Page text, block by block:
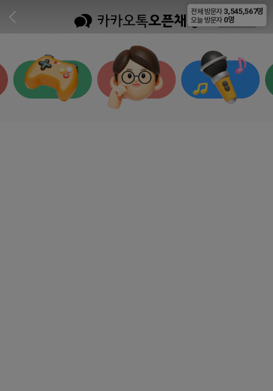
비공개
전체 방문자 3,545,567명
오늘 방문자 0명